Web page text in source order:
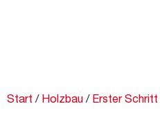
Start / Holzbau / Erster Schritt